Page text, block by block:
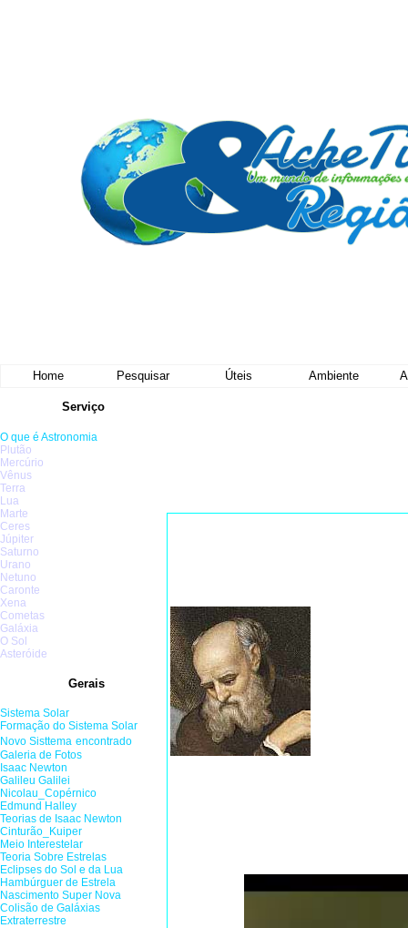
Home Pesquisar Úteis Ambiente
Serviço
O que é Astronomia
Plutão
Mercúrio
Vênus
Terra
Lua
Marte
Ceres
Júpiter
Saturno
Urano
Netuno
Caronte
Xena
Cometas
Galáxia
O Sol
Asteróide
Gerais
Sistema Solar
Formação do Sistema Solar
Novo Sisttema encontrado
Galeria de Fotos
Isaac Newton
Galileu Galilei
Nicolau_Copérnico
Edmund Halley
Teorias de Isaac Newton
Cinturão_Kuiper
Meio Interestelar
Teoria Sobre Estrelas
Eclipses do Sol e da Lua
Hambúrguer de Estrela
Nascimento Super Nova
Colisão de Galáxias
Extraterrestre